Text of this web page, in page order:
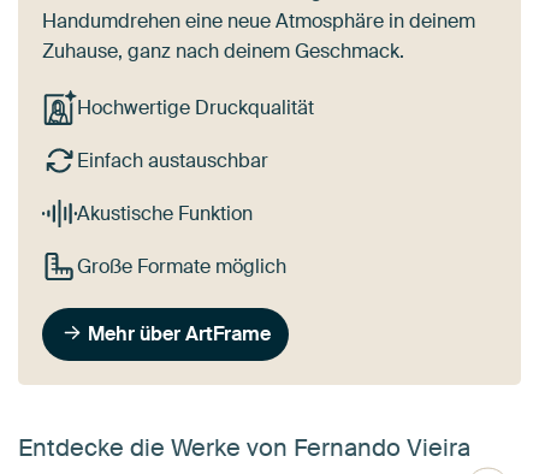
Handumdrehen eine neue Atmosphäre in deinem
Zuhause, ganz nach deinem Geschmack.
Hochwertige Druckqualität
Einfach austauschbar
Akustische Funktion
Große Formate möglich
Mehr über ArtFrame
Entdecke die Werke von Fernando Vieira